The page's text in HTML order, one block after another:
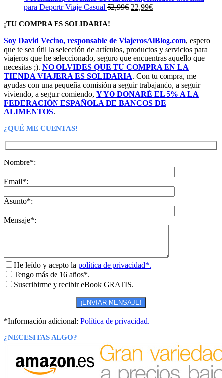
original
14,95€.
actual
7,99€.
para Deportr Viaje Casual 52,99€ El
52,99€.
22,99€El
22,99€.
¡TU COMPRA ES SOLIDARIA!
Soy David Vecino, responsable de ViajerosAlBlog.com, espero
que te sea útil la selección de artículos, productos y servicios para
viajeros que he seleccionado, seguro que encuentras aquello que
necesitas ;). NO OLVIDES QUE TU COMPRA EN LA
TIENDA VIAJERA ES SOLIDARIA. Con tu compra, me
ayudas con una pequeña comisión a seguir trabajando, a seguir
viviendo, a seguir comiendo, Y YO DONARÉ EL 5% A LA
FEDERACIÓN ESPAÑOLA DE BANCOS DE
ALIMENTOS.
¿QUÉ ME CUENTAS!
Nombre*:
Email*:
Asunto*:
Mensaje*:
He leído y acepto la política de privacidad*.
Tengo más de 16 años*.
Suscribirme y recibir eBook GRATIS.
*Información adicional: Política de privacidad.
¿NECESITAS ALGO?